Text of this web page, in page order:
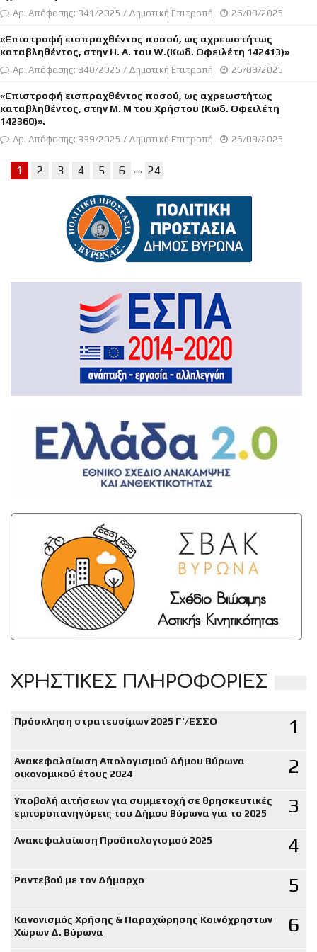
Αρ. Απόφασης: 341/2025 / Δημοτική Επιτροπή 26/09/2025
«Επιστροφή εισπραχθέντος ποσού, ως αχρεωστήτως
καταβληθέντος, στην H. A. του W.(Κωδ. Οφειλέτη 142413)»
Αρ. Απόφασης: 340/2025 / Δημοτική Επιτροπή 26/09/2025
«Επιστροφή εισπραχθέντος ποσού, ως αχρεωστήτως
καταβληθέντος, στην Μ. Μ του Χρήστου (Κωδ. Οφειλέτη
142360)».
Αρ. Απόφασης: 339/2025 / Δημοτική Επιτροπή 26/09/2025
1 2 3 4 5 6 .... 24
ΧΡΗΣΤΙΚΕΣ ΠΛΗΡΟΦΟΡΙΕΣ
Πρόσκληση στρατευσίμων 2025 Γ'/ΕΣΣΟ 1
Ανακεφαλαίωση Απολογισμού Δήμου Βύρωνα
οικονομικού έτους 2024
2
Υποβολή αιτήσεων για συμμετοχή σε θρησκευτικές
εμποροπανηγύρεις του Δήμου Βύρωνα για το 2025
3
Ανακεφαλαίωση Προϋπολογισμού 2025 4
Ραντεβού με τον Δήμαρχο 5
Κανονισμός Χρήσης & Παραχώρησης Κοινόχρηστων
Χώρων Δ. Βύρωνα
6